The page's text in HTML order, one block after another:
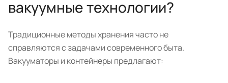
вакуумные технологии?
Традиционные методы хранения часто не
справляются с задачами современного быта.
Вакууматоры и контейнеры предлагают: